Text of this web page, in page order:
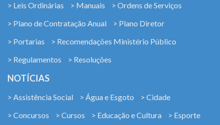
> Leis Ordinárias
> Manuais
> Ordens de Serviços
> Plano de Contratação Anual
> Plano Diretor
> Portarias
> Recomendações Ministério Público
> Regulamentos
> Resoluções
NOTÍCIAS
> Assistência Social > Água e Esgoto
> Cidade
> Concursos
> Cursos > Educação e Cultura
> Esporte